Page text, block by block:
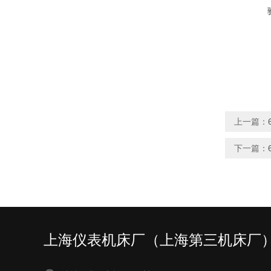
上一篇：
下一篇：
上海仪表机床厂（上海第三机床厂）